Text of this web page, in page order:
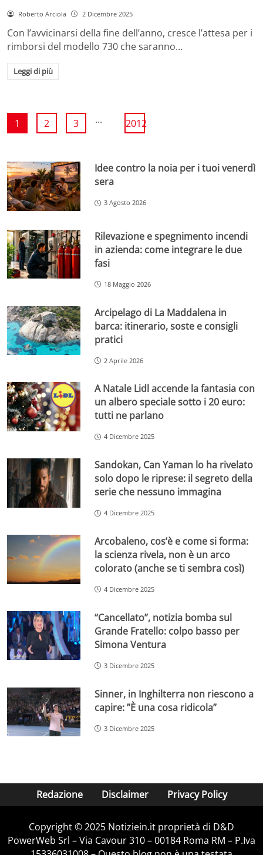
Roberto Arciola 2 Dicembre 2025
Con l’avvicinarsi della fine dell’anno, cresce l’attesa per i
rimborsi del modello 730 che saranno…
Leggi di più
1 2 3 ... 2012
Idee contro la noia per i tuoi venerdì
sera
3 Agosto 2026
Rilevazione e spegnimento incendi
in azienda: come integrare le due
fasi
18 Maggio 2026
Arcipelago di La Maddalena in
barca: itinerario, soste e consigli
pratici
2 Aprile 2026
A Natale Lidl accende la fantasia con
un albero speciale sotto i 20 euro:
tutti ne parlano
4 Dicembre 2025
Sandokan, Can Yaman lo ha rivelato
solo dopo le riprese: il segreto della
serie che nessuno immagina
4 Dicembre 2025
Arcobaleno, cos’è e come si forma:
la scienza rivela, non è un arco
colorato (anche se ti sembra così)
4 Dicembre 2025
“Cancellato”, notizia bomba sul
Grande Fratello: colpo basso per
Simona Ventura
3 Dicembre 2025
Sinner, in Inghilterra non riescono a
capire: ”È una cosa ridicola”
3 Dicembre 2025
Redazione Disclaimer Privacy Policy
Copyright © 2025 Notiziein.it proprietà di D&D
PowerWeb Srl – Via Cavour 310 – 00184 Roma RM – P.Iva